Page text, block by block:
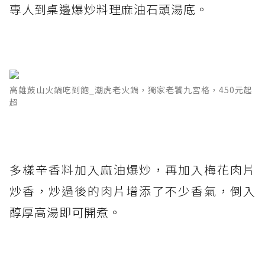
專人到桌邊爆炒料理麻油石頭湯底。
高雄鼓山火鍋吃到飽_潮虎老火鍋，獨家老饕九宮格，450元起
超
多樣辛香料加入麻油爆炒，再加入梅花肉片
炒香，炒過後的肉片增添了不少香氣，倒入
醇厚高湯即可開煮。